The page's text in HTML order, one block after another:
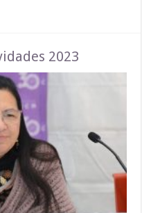
2023